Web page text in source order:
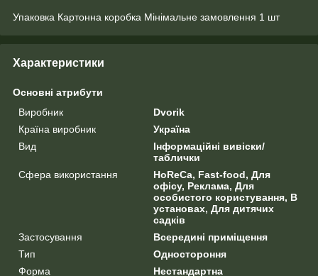
Упаковка Картонна коробка Мінімальне замовлення 1 шт
Характеристики
Основні атрибути
Виробник
Dvorik
Країна виробник
Україна
Вид
Інформаційні вивіски/
таблички
Сфера використання
HoReCa, Fast-food, Для
офісу, Реклама, Для
особистого користування, В
установах, Для дитячих
садків
Застосування
Всередині приміщення
Тип
Одностороння
Форма
Нестандартна